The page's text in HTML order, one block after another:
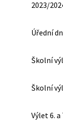
2023/
Úřední
Školní
Školní
Výlet 6.